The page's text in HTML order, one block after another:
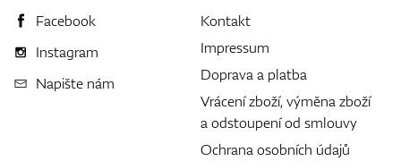
Facebook
Instagram
Napište nám
Kontakt
Impressum
Doprava a platba
Vrácení zboží, výměna zboží
a odstoupení od smlouvy
Ochrana osobních údajů